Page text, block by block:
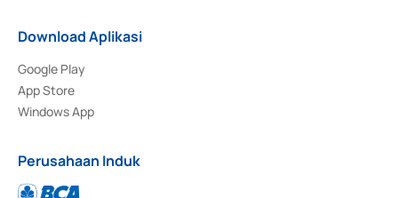
Download Aplikasi
Google Play
App Store
Windows App
Perusahaan Induk